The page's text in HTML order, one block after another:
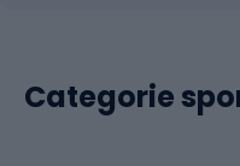
Categorie